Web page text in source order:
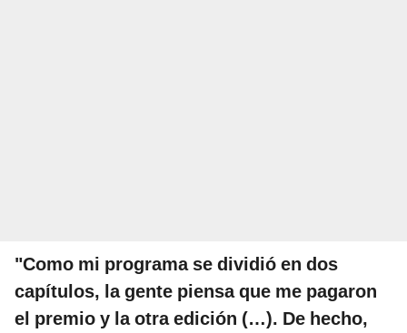
"Como mi programa se dividió en dos
capítulos, la gente piensa que me pagaron
el premio y la otra edición (…). De hecho,